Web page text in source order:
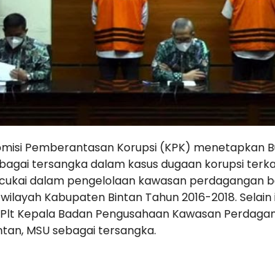
Pemberantasan Korupsi (KPK) menetapkan
tersangka dalam kasus dugaan korupsi
dalam pengelolaan kawasan perdagangan
Kabupaten Bintan Tahun 2016-2018. Selain
Kepala Badan Pengusahaan Kawasan
MSU sebagai tersangka.